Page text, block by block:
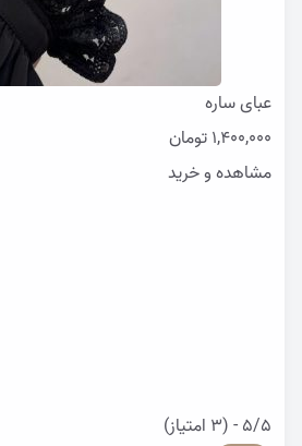
عبای ساره
1,400,000تومان
مشاهده و خرید
5/5 - (3 امتیاز)